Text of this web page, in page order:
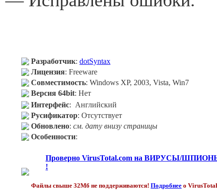
Разработчик: dotSyntax
Лицензия: Freeware
Совместимость: Windows XP, 2003, Vista, Win7
Версия 64bit: Нет
Интерфейс: Английский
Русификатор: Отсутствует
Обновлено: см. дату внизу страницы
Особенности:
Проверно VirusTotal.com на ВИРУСЫ/
!
Файлы свыше 32Мб не поддерживаются! Подробнее о VirusTotal